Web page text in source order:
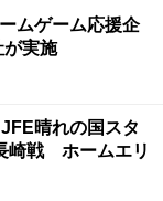
ムゲーム応援企
実施
晴れの国スタ
崎戦 ホームエリ